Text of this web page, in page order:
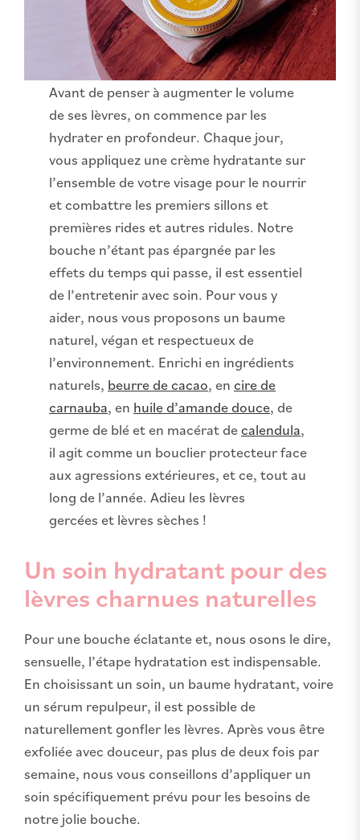
Avant de penser à augmenter le volume
de ses lèvres, on commence par les
hydrater en profondeur. Chaque jour,
vous appliquez une crème hydratante sur
l’ensemble de votre visage pour le nourrir
et combattre les premiers sillons et
premières rides et autres ridules. Notre
bouche n’étant pas épargnée par les
effets du temps qui passe, il est essentiel
de l’entretenir avec soin. Pour vous y
aider, nous vous proposons un baume
naturel, végan et respectueux de
l’environnement. Enrichi en ingrédients
naturels, beurre de cacao, en cire de
carnauba, en huile d’amande douce, de
germe de blé et en macérat de calendula,
il agit comme un bouclier protecteur face
aux agressions extérieures, et ce, tout au
long de l’année. Adieu les lèvres
gercées et lèvres sèches !
Un soin hydratant pour des
lèvres charnues naturelles
Pour une bouche éclatante et, nous osons le dire,
sensuelle, l’étape hydratation est indispensable.
En choisissant un soin, un baume hydratant, voire
un sérum repulpeur, il est possible de
naturellement gonfler les lèvres. Après vous être
exfoliée avec douceur, pas plus de deux fois par
semaine, nous vous conseillons d’appliquer un
soin spécifiquement prévu pour les besoins de
notre jolie bouche.